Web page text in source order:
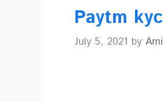
Paytm
July 5, 2021 by